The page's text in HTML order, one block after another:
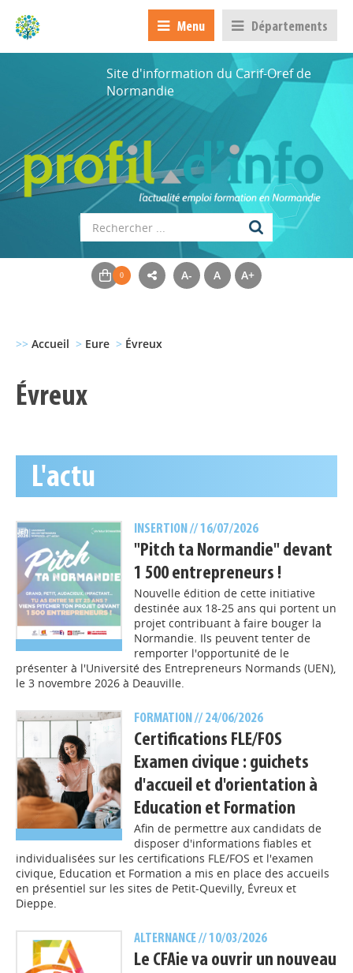
Menu Départements
Site d'information du Carif-Oref de
Normandie
A- A A+
>> Accueil > Eure > Évreux
Évreux
L'actu
INSERTION // 16/07/2026
"Pitch ta Normandie" devant
1 500 entrepreneurs !
Nouvelle édition de cette initiative
destinée aux 18-25 ans qui portent un
projet contribuant à faire bouger la
Normandie. Ils peuvent tenter de
remporter l'opportunité de le
présenter à l'Université des Entrepreneurs Normands (UEN),
le 3 novembre 2026 à Deauville.
FORMATION // 24/06/2026
Certifications FLE/FOS
Examen civique : guichets
d'accueil et d'orientation à
Education et Formation
Afin de permettre aux candidats de
disposer d'informations fiables et
individualisées sur les certifications FLE/FOS et l'examen
civique, Education et Formation a mis en place des accueils
en présentiel sur les sites de Petit-Quevilly, Évreux et
Dieppe.
ALTERNANCE// 10/03/2026
Le CFAie va ouvrir un nouveau